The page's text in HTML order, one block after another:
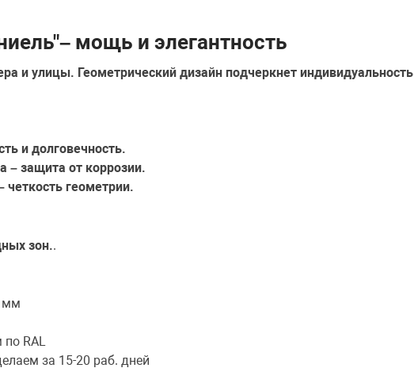
мощь и элегантность
и улицы. Геометрический дизайн подчеркнет индивидуальность
и долговечность.
– защита от коррозии.
четкость геометрии.
зон..
мм
RAL
за 15-20 раб. дней